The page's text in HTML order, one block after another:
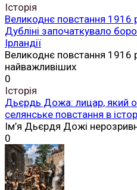
Історія
Великоднє повстання 1916
Дубліні започаткувало
Ірландії
Великоднє повстання 1916
найважливіших
0
Історія
Дьєрдь Дожа: лицар, який
селянське повстання в
Ім’я Дьєрдя Дожі
0